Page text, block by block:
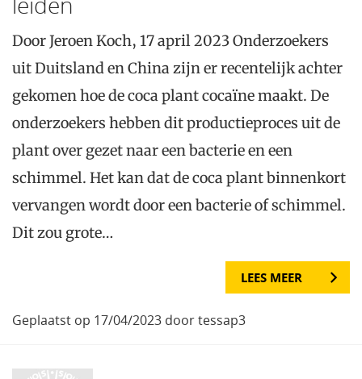
Door Jeroen Koch, 17 april 2023 Onderzoekers
uit Duitsland en China zijn er recentelijk achter
gekomen hoe de coca plant cocaïne maakt. De
onderzoekers hebben dit productieproces uit de
plant over gezet naar een bacterie en een
schimmel. Het kan dat de coca plant binnenkort
vervangen wordt door een bacterie of schimmel.
Dit zou grote…
LEES MEER
Geplaatst op 17/04/2023 door tessap3